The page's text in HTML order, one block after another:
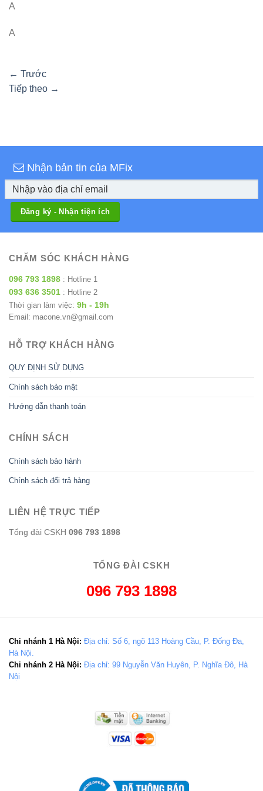
A
A
← Trước
Tiếp theo →
Nhận bản tin của MFix
CHĂM SÓC KHÁCH HÀNG
096 793 1898 : Hotline 1
093 636 3501 : Hotline 2
Thời gian làm việc: 9h - 19h
Email: macone.vn@gmail.com
HỖ TRỢ KHÁCH HÀNG
QUY ĐỊNH SỬ DỤNG
Chính sách bảo mật
Hướng dẫn thanh toán
CHÍNH SÁCH
Chính sách bảo hành
Chính sách đổi trả hàng
LIÊN HỆ TRỰC TIẾP
Tổng đài CSKH 096 793 1898
TỔNG ĐÀI CSKH
096 793 1898
Chi nhánh 1 Hà Nội: Địa chỉ: Số 6, ngõ 113 Hoàng Cầu, P. Đống Đa,
Hà Nội.
Chi nhánh 2 Hà Nội: Địa chỉ: 99 Nguyễn Văn Huyên, P. Nghĩa Đô, Hà
Nội